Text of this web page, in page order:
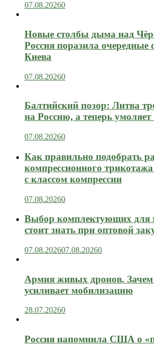
07.08.20260
Новые столбы дыма над
Россия поразила очередные
Киева
07.08.20260
Балтийский позор: Литва
на Россию, а теперь
07.08.20260
Как правильно подобрать
компрессионного
с классом компрессии
07.08.20260
Выбор комплектующих для
стоит знать при оптовой
07.08.202607.08.20260
Армия живых дронов. Зачем
усиливает мобилизацию
28.07.20260
Россия напомнила США о